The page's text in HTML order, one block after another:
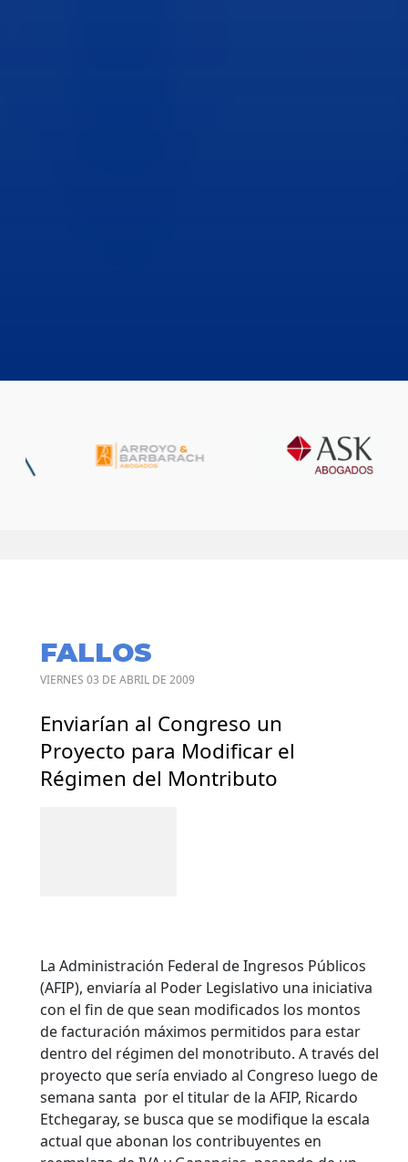
FALLOS
VIERNES 03 DE ABRIL DE 2009
Enviarían al Congreso un
Proyecto para Modificar el
Régimen del Montributo
La Administración Federal de Ingresos Públicos
(AFIP), enviaría al Poder Legislativo una iniciativa
con el fin de que sean modificados los montos
de facturación máximos permitidos para estar
dentro del régimen del monotributo. A través del
proyecto que sería enviado al Congreso luego de
semana santa por el titular de la AFIP, Ricardo
Etchegaray, se busca que se modifique la escala
actual que abonan los contribuyentes en